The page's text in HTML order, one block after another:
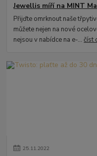
Jewellis míří na MINT
Přijďte omrknout naše
můžete nejen na nové
nejsou v nabídce na e-...číst
25.11.2022